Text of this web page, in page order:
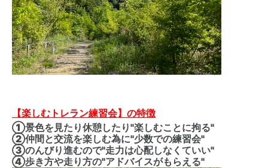
【楽しむトレラン練習会】の特徴
①景色を見たり休憩したり"楽しむことに拘る"
②仲間と交流を楽しむ為に"少数での練習会"
③のんびり進むので"走力は心配しなくていい"
④歩き方や走り方の"アドバイスがもらえる"